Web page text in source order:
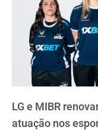
LG e MIBR
atuação nos